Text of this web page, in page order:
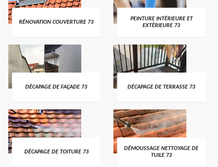
RÉNOVATION COUVERTURE 73
PEINTURE INTÉRIEURE ET
EXTÉRIEURE 73
DÉCAPAGE DE FAÇADE 73 DÉCAPAGE DE TERRASSE 73
DÉCAPAGE DE TOITURE 73
DÉMOUSSAGE NETTOYAGE DE
TUILE 73